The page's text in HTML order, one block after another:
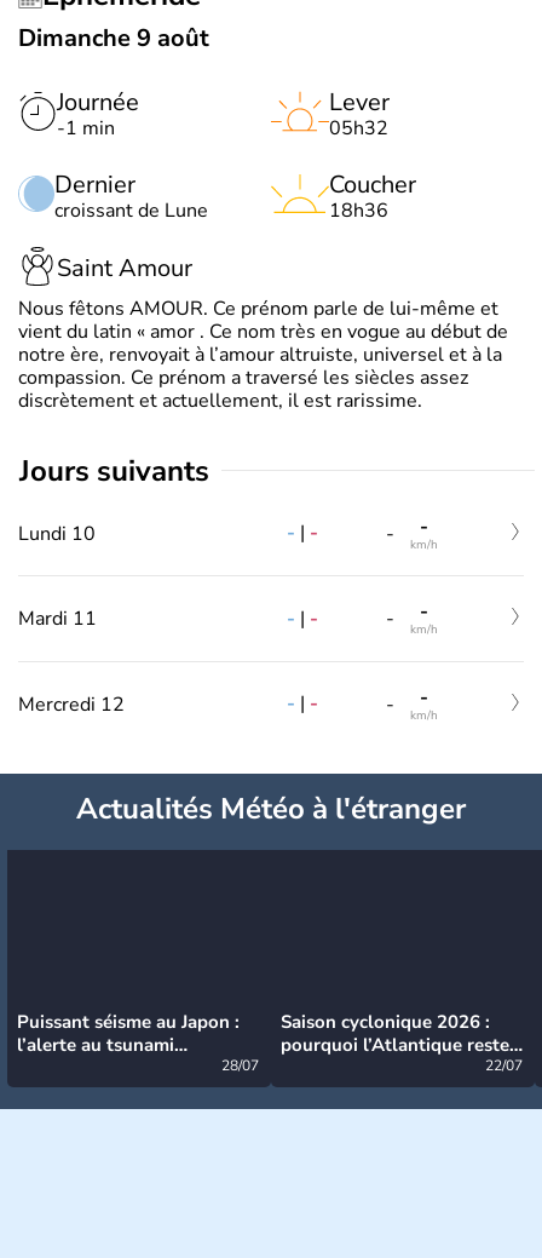
Dimanche 9 août
Journée
-1 min
Dernier
croissant de Lune
Lever
05h32
Coucher
18h36
Saint Amour
Nous fêtons AMOUR. Ce prénom parle de lui-même et
vient du latin « amor . Ce nom très en vogue au début de
notre ère, renvoyait à l’amour altruiste, universel et à la
compassion. Ce prénom a traversé les siècles assez
discrètement et actuellement, il est rarissime.
jours suivants
Lundi 10 - | - - -
km/h
Mardi 11 - | - - -
km/h
Mercredi 12 - | - - -
km/h
Actualités Météo à l'étranger
Puissant séisme au Japon :
l’alerte au tsunami
28/07
Saison cyclonique 2026 :
pourquoi l’Atlantique reste
22/07